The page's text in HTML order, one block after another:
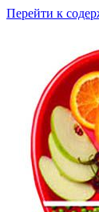
Перейти к